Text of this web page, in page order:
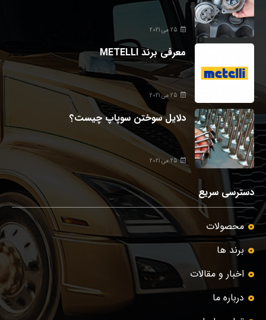
25 می 2021
معرفی برند METELLI
25 می 2021
دلایل سوختن سوپاپ چیست؟
25 می 2021
دسترسی سریع
محصولات
برند ها
اخبار و مقالات
درباره ما